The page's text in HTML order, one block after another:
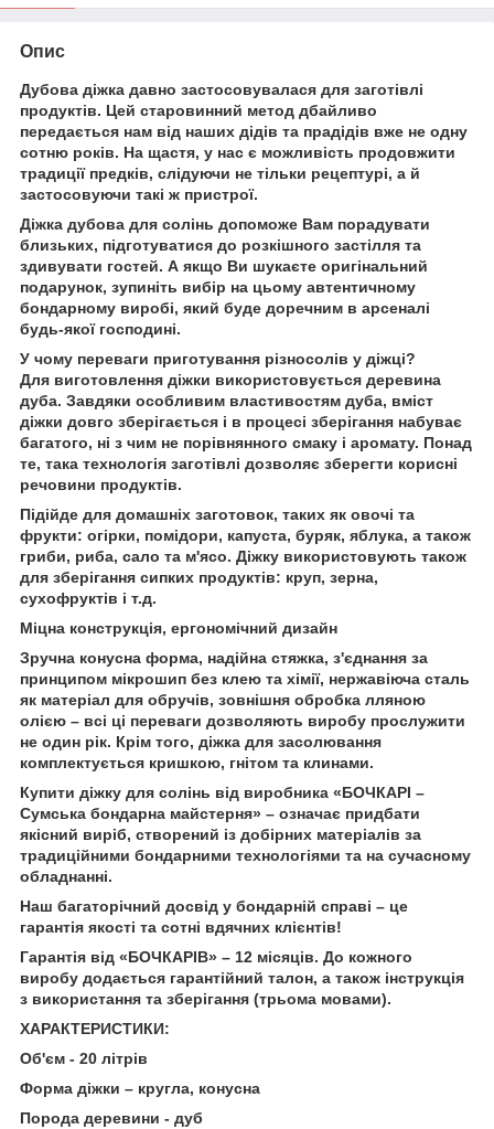
Опис
Дубова діжка давно застосовувалася для заготівлі
продуктів. Цей старовинний метод дбайливо
передається нам від наших дідів та прадідів вже не одну
сотню років. На щастя, у нас є можливість продовжити
традиції предків, слідуючи не тільки рецептурі, а й
застосовуючи такі ж пристрої.
Діжка дубова для солінь допоможе Вам порадувати
близьких, підготуватися до розкішного застілля та
здивувати гостей. А якщо Ви шукаєте оригінальний
подарунок, зупиніть вибір на цьому автентичному
бондарному виробі, який буде доречним в арсеналі
будь-якої господині.
У чому переваги приготування різносолів у діжці?
Для виготовлення діжки використовується деревина
дуба. Завдяки особливим властивостям дуба, вміст
діжки довго зберігається і в процесі зберігання набуває
багатого, ні з чим не порівнянного смаку і аромату. Понад
те, така технологія заготівлі дозволяє зберегти корисні
речовини продуктів.
Підійде для домашніх заготовок, таких як овочі та
фрукти: огірки, помідори, капуста, буряк, яблука, а також
гриби, риба, сало та м'ясо. Діжку використовують також
для зберігання сипких продуктів: круп, зерна,
сухофруктів і т.д.
Міцна конструкція, ергономічний дизайн
Зручна конусна форма, надійна стяжка, з'єднання за
принципом мікрошип без клею та хімії, нержавіюча сталь
як матеріал для обручів, зовнішня обробка лляною
олією – всі ці переваги дозволяють виробу прослужити
не один рік. Крім того, діжка для засолювання
комплектується кришкою, гнітом та клинами.
Купити діжку для солінь від виробника «БОЧКАРІ –
Сумська бондарна майстерня» – означає придбати
якісний виріб, створений із добірних матеріалів за
традиційними бондарними технологіями та на сучасному
обладнанні.
Наш багаторічний досвід у бондарній справі – це
гарантія якості та сотні вдячних клієнтів!
Гарантія від «БОЧКАРІВ» – 12 місяців. До кожного
виробу додається гарантійний талон, а також інструкція
з використання та зберігання (трьома мовами).
ХАРАКТЕРИСТИКИ:
Об'єм - 20 літрів
Форма діжки – кругла, конусна
Порода деревини - дуб